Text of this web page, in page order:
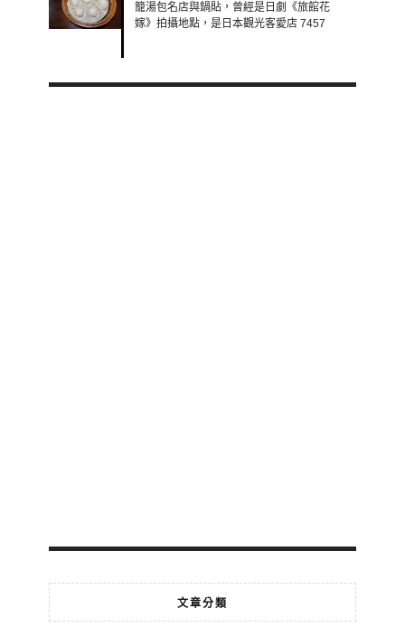
籠湯包名店與鍋貼，曾經是日劇《旅館花
嫁》拍攝地點，是日本觀光客愛店 7457
文章分類